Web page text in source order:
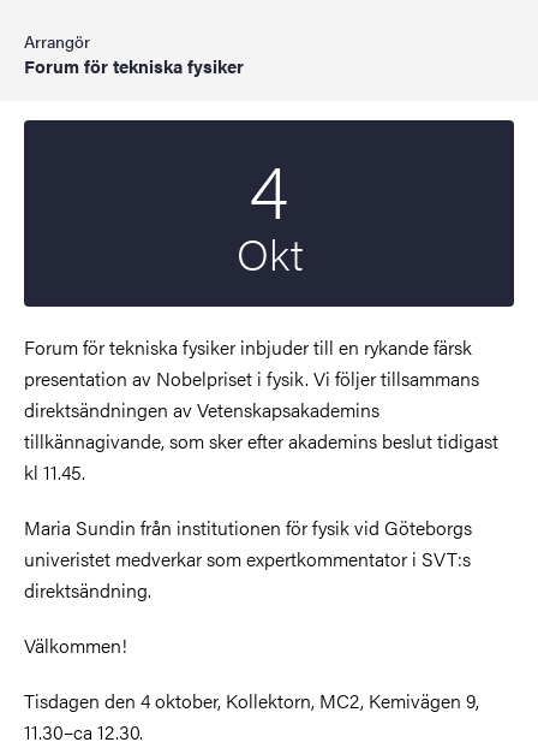
Arrangör
Forum för tekniska fysiker
4
Okt
Forum för tekniska fysiker inbjuder till en rykande färsk
presentation av Nobelpriset i fysik. Vi följer tillsammans
direktsändningen av Vetenskapsakademins
tillkännagivande, som sker efter akademins beslut tidigast
kl 11.45.
Maria Sundin från institutionen för fysik vid Göteborgs
univeristet medverkar som expertkommentator i SVT:s
direktsändning.
Välkommen!
Tisdagen den 4 oktober, Kollektorn, MC2, Kemivägen 9,
11.30–ca 12.30.